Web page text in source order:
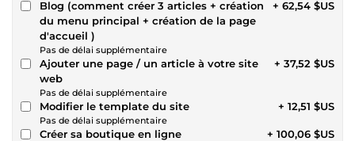
Blog (comment créer 3 articles + création
du menu principal + création de la page
d'accueil )
Pas de délai supplémentaire
+ 62,54 $US
Ajouter une page / un article à votre site
web
Pas de délai supplémentaire
+ 37,52 $US
Modifier le template du site
Pas de délai supplémentaire
+ 12,51 $US
Créer sa boutique en ligne + 100,06 $US